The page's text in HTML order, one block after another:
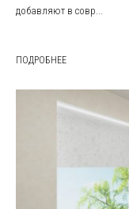
добавляют в совр...
ПОДРОБНЕЕ